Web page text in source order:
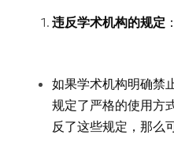
违反学术机构的规定 ：
如果学术机构明确禁
规定了严格的使用方
反了这些规定，那么